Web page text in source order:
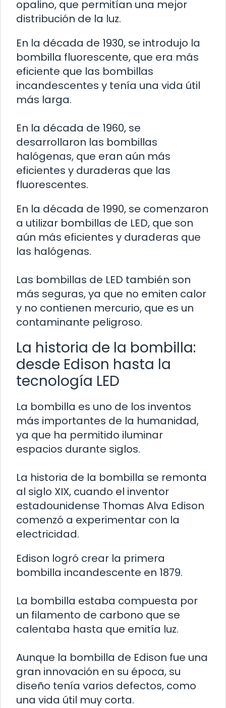
opalino, que permitían una mejor
distribución de la luz.
En la década de 1930, se introdujo la
bombilla fluorescente, que era más
eficiente que las bombillas
incandescentes y tenía una vida útil
más larga.
En la década de 1960, se
desarrollaron las bombillas
halógenas, que eran aún más
eficientes y duraderas que las
fluorescentes.
En la década de 1990, se comenzaron
a utilizar bombillas de LED, que son
aún más eficientes y duraderas que
las halógenas.
Las bombillas de LED también son
más seguras, ya que no emiten calor
y no contienen mercurio, que es un
contaminante peligroso.
La historia de la bombilla:
desde Edison hasta la
tecnología LED
La bombilla es uno de los inventos
más importantes de la humanidad,
ya que ha permitido iluminar
espacios durante siglos.
La historia de la bombilla se remonta
al siglo XIX, cuando el inventor
estadounidense Thomas Alva Edison
comenzó a experimentar con la
electricidad.
Edison logró crear la primera
bombilla incandescente en 1879.
La bombilla estaba compuesta por
un filamento de carbono que se
calentaba hasta que emitía luz.
Aunque la bombilla de Edison fue una
gran innovación en su época, su
diseño tenía varios defectos, como
una vida útil muy corta.